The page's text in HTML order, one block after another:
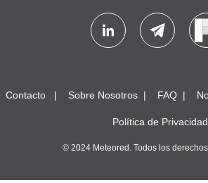
Contacto Sobre Nosotros FAQ
Política de Privacidad
© 2024 Meteored. Todos los